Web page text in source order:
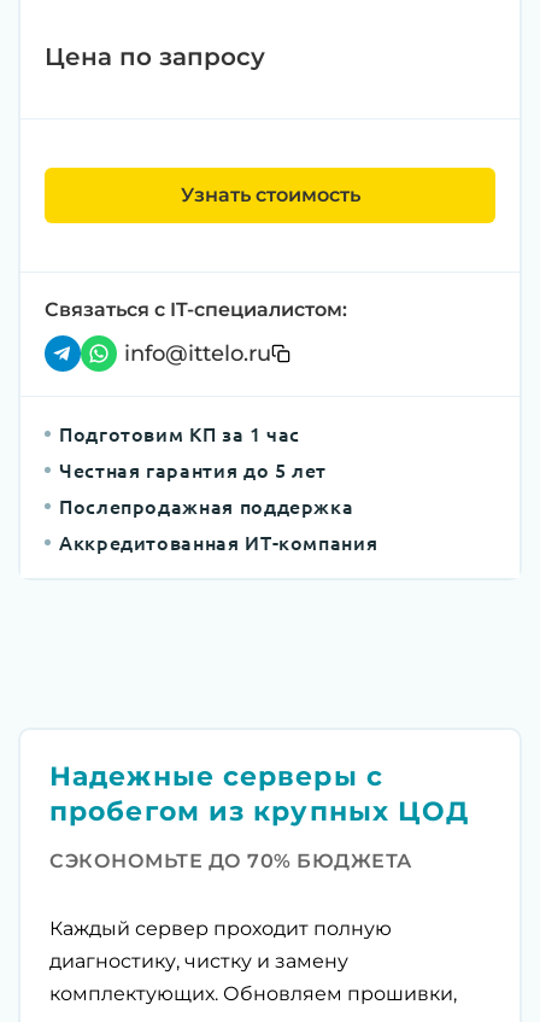
Цена по запросу
Узнать стоимость
Связаться с IT-специалистом:
info@ittelo.ru
Подготовим КП за 1 час
Честная гарантия до 5 лет
Послепродажная поддержка
Аккредитованная ИТ-компания
Надежные серверы с
пробегом из крупных ЦОД
СЭКОНОМЬТЕ ДО 70% БЮДЖЕТА
Каждый сервер проходит полную
диагностику, чистку и замену
комплектующих. Обновляем прошивки,